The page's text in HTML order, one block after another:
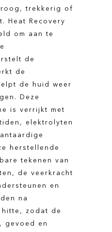
trekkerig of
Heat Recovery
om aan te
de
de
de huid weer
Deze
is verrijkt met
elektrolyten
herstellende
tekenen van
de veerkracht
en
na
zodat de
gevoed en